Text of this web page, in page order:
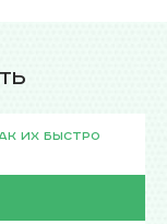
их быстро